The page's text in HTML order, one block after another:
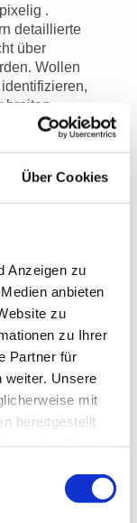
Über Cookies
Anzeigen zu
anbieten
zu
zu Ihrer
Partner für
weiter. Unsere
mit
bereitgestellt
.
detaillierte
über
Wollen
breiten
eine
Anforderung
HD
ein Drittel
oft niedriger